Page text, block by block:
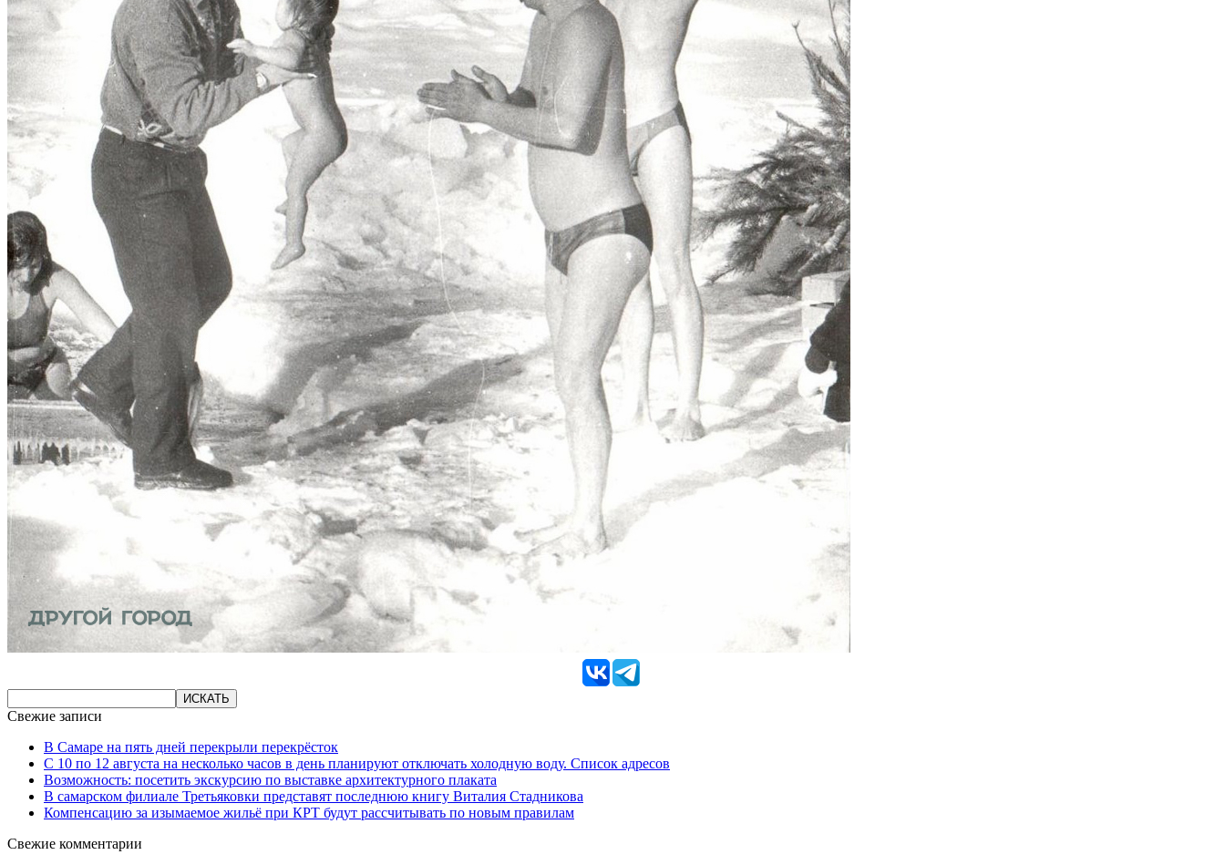
Свежие записи
В Самаре на пять дней перекрыли перекрёсток
С 10 по 12 августа на несколько часов в день планируют отключать холодную воду. Список адресов
Возможность: посетить экскурсию по выставке архитектурного плаката
В самарском филиале Третьяковки представят последнюю книгу Виталия Стадникова
Компенсацию за изымаемое жильё при КРТ будут рассчитывать по новым правилам
Свежие комментарии